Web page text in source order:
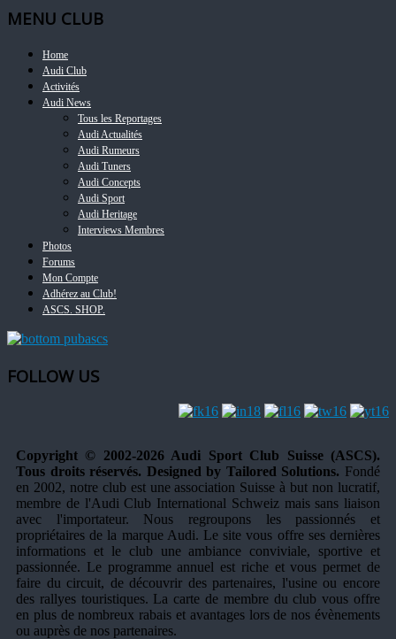
MENU CLUB
Home
Audi Club
Activités
Audi News
Tous les Reportages
Audi Actualités
Audi Rumeurs
Audi Tuners
Audi Concepts
Audi Sport
Audi Heritage
Interviews Membres
Photos
Forums
Mon Compte
Adhérez au Club!
ASCS. SHOP.
FOLLOW US
Copyright © 2002-2026 Audi Sport Club Suisse (ASCS).
Tous droits réservés. Designed by Tailored Solutions. Fondé
en 2002, notre club est une association Suisse à but non lucratif,
membre de l'Audi Club International Schweiz mais sans liaison
avec l'importateur. Nous regroupons les passionnés et
propriétaires de la marque Audi. Le site vous offre ses dernières
informations et le club une ambiance conviviale, sportive et
passionnée. Le programme annuel est riche et vous permet de
faire du circuit, de découvrir des partenaires, l'usine ou encore
des rallyes touristiques. La carte de membre du club vous offre
en plus de nombreux rabais et avantages lors de nos évènements
ou auprès de nos partenaires.